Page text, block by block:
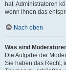
hat. Administratoren
wenn ihnen das
Nach oben
Was sind
Die Aufgabe der
Sie haben das Recht,